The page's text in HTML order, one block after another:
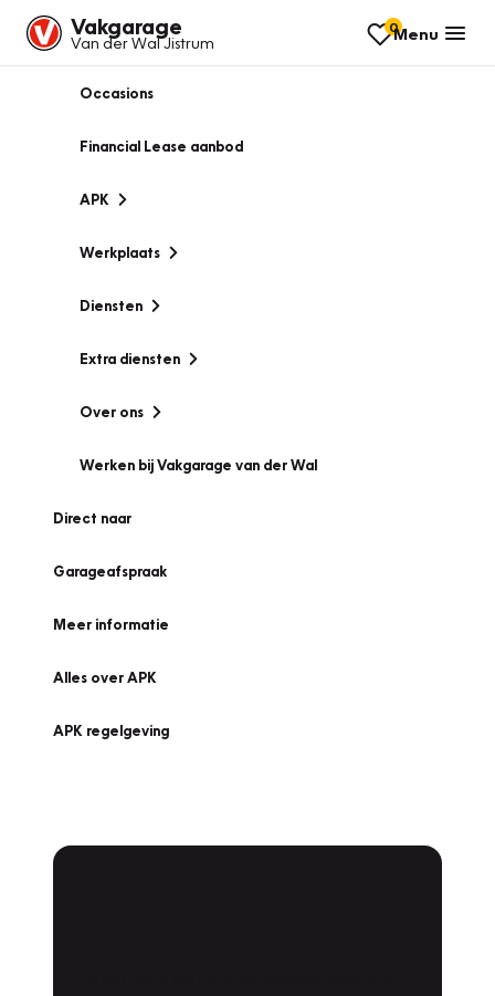
Vakgarage
Van der Wal Jistrum
0Menu
Occasions
Financial Lease aanbod
APK
Werkplaats
Diensten
Extra diensten
Over ons
Werken bij Vakgarage van der Wal
Direct naar
Garageafspraak
Meer informatie
Alles over APK
APK regelgeving